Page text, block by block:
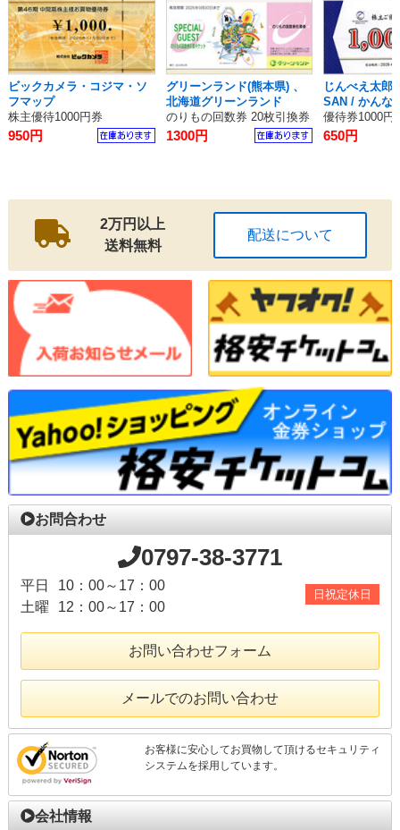
ビックカメラ・コジマ・ソ
フマップ
株主優待1000円券
950円
グリーンランド(熊本県) 、
北海道グリーンランド
のりもの回数券 20枚引換券
1300円
じんべえ太郎
SAN / かんな
優待券1000円
650円
2万円以上
送料無料
配送について
お問合わせ
0797-38-3771
平日
10：00～17：00
土曜
12：00～17：00
日祝定休日
お問い合わせフォーム
メールでのお問い合わせ
お客様に安心してお買物して頂けるセキュリティ
システムを採用しています。
会社情報